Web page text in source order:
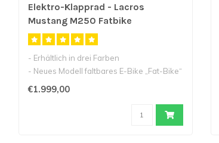
Elektro-Klapprad - Lacros
Mustang M250 Fatbike
- Erhältlich in drei Farben
- Neues Modell faltbares E-Bike „Fat-Bike“
- ..
€1.999,00